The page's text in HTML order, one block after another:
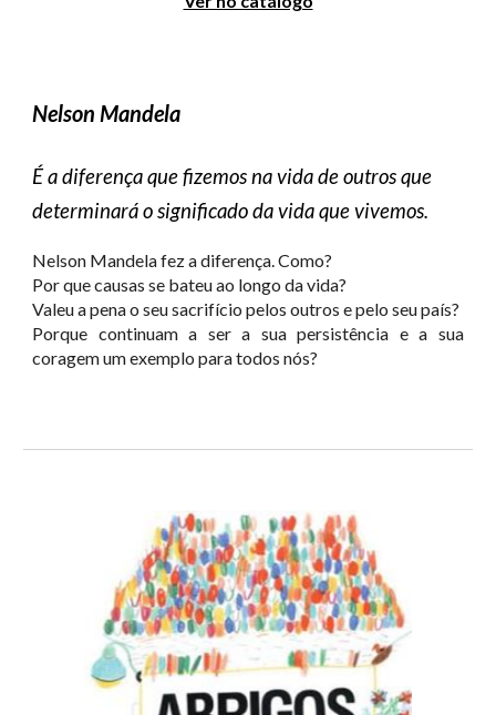
Nelson Mandela
É a diferença que fizemos na vida de outros que
determinará o significado da vida que vivemos.
Nelson Mandela fez a diferença. Como?
Por que causas se bateu ao longo da vida?
Valeu a pena o seu sacrifício pelos outros e pelo seu país?
Porque continuam a ser a sua persistência e a sua
coragem um exemplo para todos nós?